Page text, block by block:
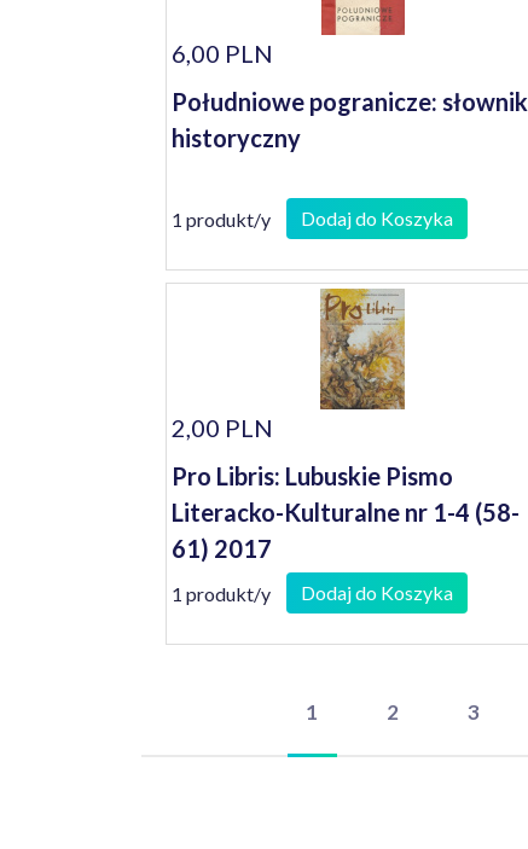
6,00 PLN
Południowe pogranicze: słownik
historyczny
1 produkt/y Dodaj do Koszyka
2,00 PLN
Pro Libris: Lubuskie Pismo
Literacko-Kulturalne nr 1-4 (58-
61) 2017
1 produkt/y Dodaj do Koszyka
1 2 3